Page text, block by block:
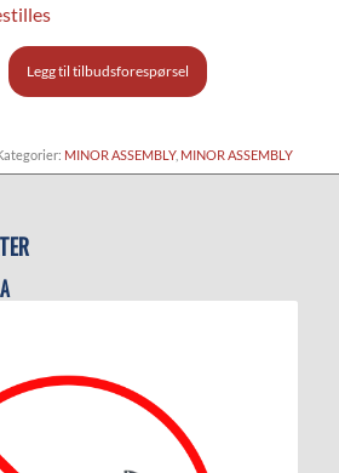
Legg til tilbudsforespørsel
MINOR ASSEMBLY, MINOR ASSEMBLY